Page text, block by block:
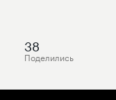
38
Поделились